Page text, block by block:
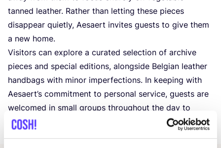
tan­ned lea­ther. Rather than let­ting the­se pie­ces
dis­ap­pear quiet­ly, Aesaert invi­tes guests to give them
a new home.
Visi­tors can explo­re a cura­ted sel­ec­tion of archi­ve
pie­ces and spe­cial edi­ti­ons, along­side Bel­gi­an lea­ther
hand­bags with minor imper­fec­tions. In kee­ping with
Aesaer­t’s com­mit­ment to per­so­nal ser­vice, guests are
wel­co­med in small groups throug­hout the day to
ensu­re indi­vi­du­al attention.